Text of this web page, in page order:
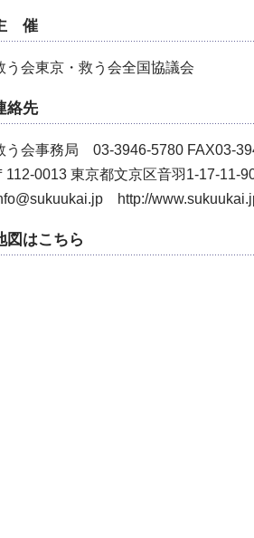
催
う会東京・救う会全国協議会
絡先
う会事務局 03-3946-5780 FAX03-
112-0013 東京都文京区音羽1-17-11-
http://
図はこちら